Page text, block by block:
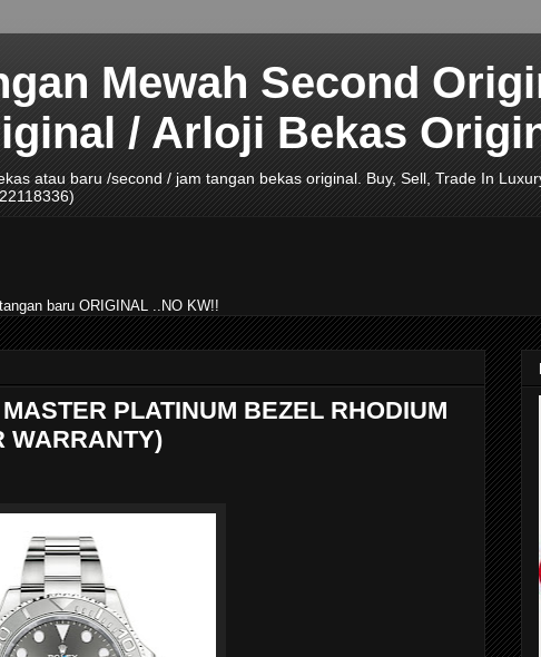
Mewah Second
/ Arloji Bekas
atau baru /second / jam tangan bekas original. Buy, Sell, Trade In
baru ORIGINAL ..NO KW!!
PLATINUM BEZEL RHODIUM
WARRANTY)